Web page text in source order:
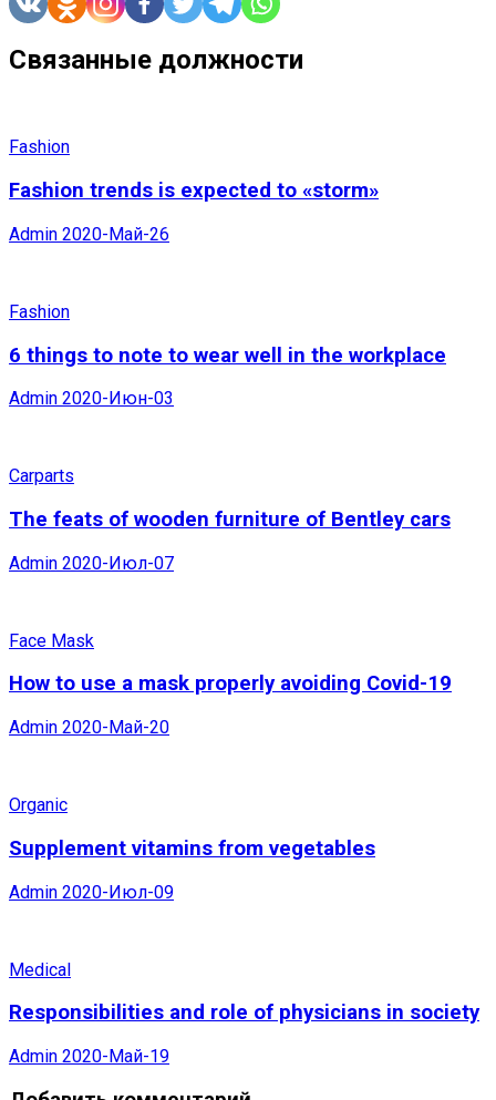
Связанные должности
Fashion
Fashion trends is expected to «storm»
Admin 2020-Май-26
Fashion
6 things to note to wear well in the workplace
Admin 2020-Июн-03
Carparts
The feats of wooden furniture of Bentley cars
Admin 2020-Июл-07
Face Mask
How to use a mask properly avoiding Covid-19
Admin 2020-Май-20
Organic
Supplement vitamins from vegetables
Admin 2020-Июл-09
Medical
Responsibilities and role of physicians in society
Admin 2020-Май-19